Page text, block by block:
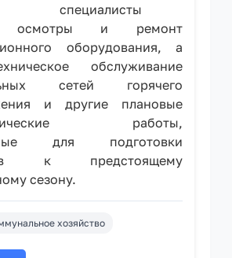
специалисты
осмотры и ремонт
оборудования, а
обслуживание
сетей горячего
и другие плановые
работы,
для подготовки
к предстоящему
сезону.
хозяйство